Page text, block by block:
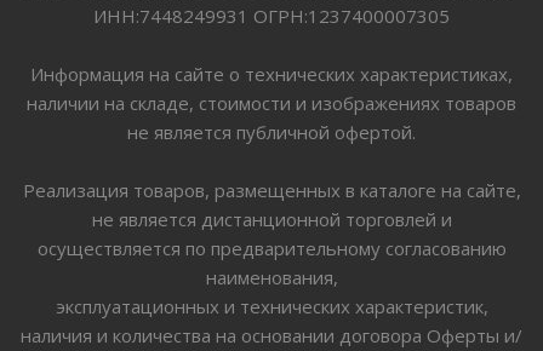
ИНН:7448249931 ОГРН:1237400007305
Информация на сайте о технических характеристиках,
наличии на складе, стоимости и изображениях товаров
не является публичной офертой.
Реализация товаров, размещенных в каталоге на сайте,
не является дистанционной торговлей и
осуществляется по предварительному согласованию
наименования,
эксплуатационных и технических характеристик,
наличия и количества на основании договора Оферты и/